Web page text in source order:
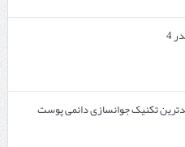
4
تکنیک جوانسازی دائمی پوست